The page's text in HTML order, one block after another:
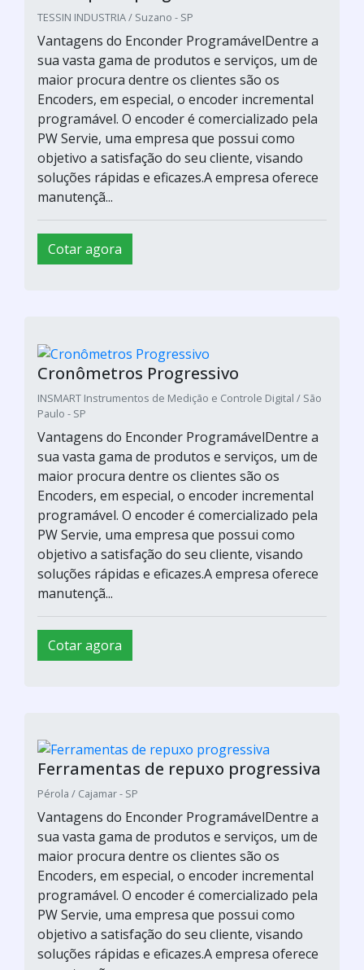
Vantagens do Enconder ProgramávelDentre a
sua vasta gama de produtos e serviços, um de
maior procura dentre os clientes são os
Encoders, em especial, o encoder incremental
programável. O encoder é comercializado pela
PW Servie, uma empresa que possui como
objetivo a satisfação do seu cliente, visando
soluções rápidas e eficazes.A empresa oferece
manutençã...
Cotar agora
Estampos progressivos
Pérola / Cajamar - SP
Vantagens do Enconder ProgramávelDentre a
sua vasta gama de produtos e serviços, um de
maior procura dentre os clientes são os
Encoders, em especial, o encoder incremental
programável. O encoder é comercializado pela
PW Servie, uma empresa que possui como
objetivo a satisfação do seu cliente, visando
soluções rápidas e eficazes.A empresa oferece
manutençã...
Cotar agora
TESSIN INDUSTRIA / Suzano - SP
Vantagens do Enconder ProgramávelDentre a
sua vasta gama de produtos e serviços, um de
maior procura dentre os clientes são os
Encoders, em especial, o encoder incremental
programável. O encoder é comercializado pela
PW Servie, uma empresa que possui como
objetivo a satisfação do seu cliente, visando
soluções rápidas e eficazes.A empresa oferece
manutençã...